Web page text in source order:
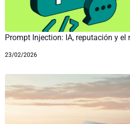
Prompt Injection: IA, reputación y el
23/02/2026